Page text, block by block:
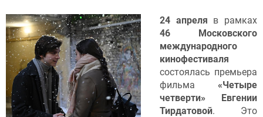
24 апреля в рамках
46 Московского
международного
кинофестиваля
состоялась премьера
фильма «Четыре
четверти» Евгении
Тирдатовой. Это